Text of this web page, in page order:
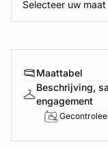
Selecteer uw maat
Maattabel
Beschrijving,
engagement